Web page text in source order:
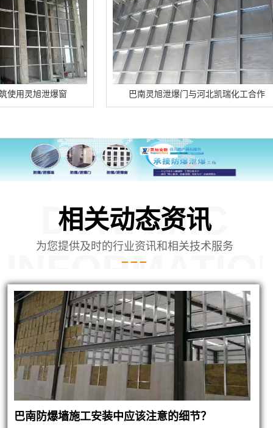
泄爆窗 巴南灵旭泄爆门与河北凯瑞化工合作
相关动态资讯
DYNAMIC
为您提供及时的行业资讯和相关技术服务
巴南防爆墙施工安装中应该注意的细节？